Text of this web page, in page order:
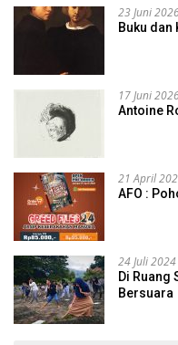
23 Juni
Buku dan
17 Juni
Antoine
21 April
AFO :
24 Juli 2024
Di Ruang
Bersuara